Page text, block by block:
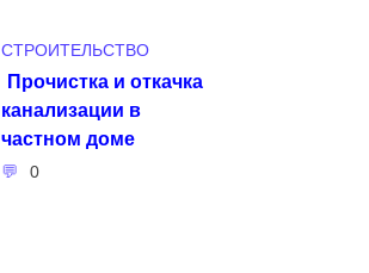
СТРОИТЕЛЬСТВО
Прочистка и откачка
канализации в
частном доме
0